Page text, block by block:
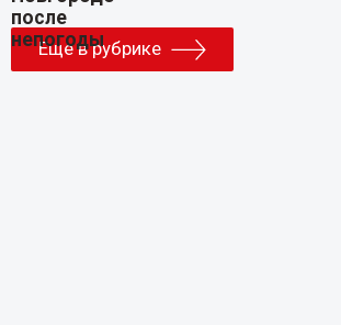
Еще в рубрике